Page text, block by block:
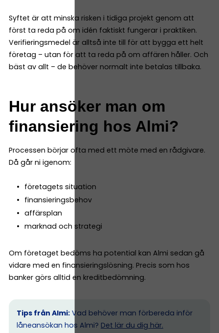
Syftet är att minska risken i tidiga projekt genom att
först ta reda på om idén faktiskt fungerar i praktiken.
Verifieringsmedel är alltså inte till för att bygga ett helt
företag – utan för att ta reda på om affären håller. Och
bäst av allt – de behöver normalt inte betalas tillbaka.
Hur ansöker man om
finansiering hos Almi?
Processen börjar ofta med ett möte med en rådgivare.
Då går ni igenom:
företagets situation
finansieringsbehov
affärsplan
marknad och strategi
Om företaget bedöms ha potential kan Almi sedan gå
vidare med en finansieringslösning. Precis som hos
banker görs alltid en kreditbedömning.
Tips från Almi: Vad behöver man förbereda inför
låneansökan hos Almi? Det lär du dig här.